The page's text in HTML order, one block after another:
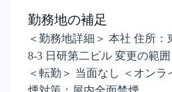
勤務地の補足
＜勤務地詳細＞ 本社 住所
8-3 日研第二ビル 変更の範
＜転勤＞ 当面なし ＜オン